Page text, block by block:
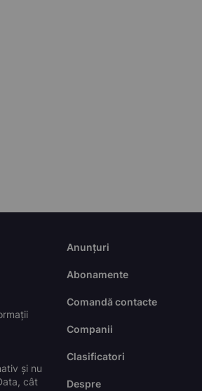
și nu
cât
Anunțuri
Abonamente
Comandă contacte
Companii
Clasificatori
Despre